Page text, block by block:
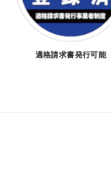
適格請求書発行可能